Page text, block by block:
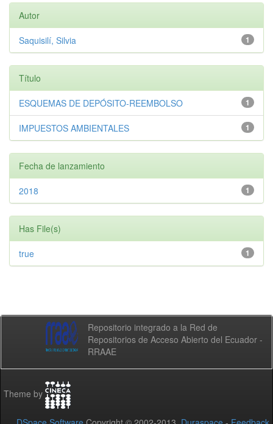
Autor
1
Saquisilí, Silvia
Título
1
ESQUEMAS DE DEPÓSITO-REEMBOLSO
1
IMPUESTOS AMBIENTALES
Fecha de lanzamiento
1
2018
Has File(s)
1
true
Repositorio integrado a la Red de
Repositorios de Acceso Abierto del Ecuador -
RRAAE
Theme by